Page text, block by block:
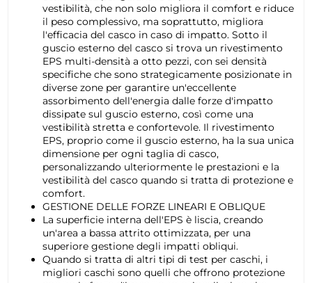
vestibilità, che non solo migliora il comfort e riduce
il peso complessivo, ma soprattutto, migliora
l'efficacia del casco in caso di impatto. Sotto il
guscio esterno del casco si trova un rivestimento
EPS multi-densità a otto pezzi, con sei densità
specifiche che sono strategicamente posizionate in
diverse zone per garantire un'eccellente
assorbimento dell'energia dalle forze d'impatto
dissipate sul guscio esterno, così come una
vestibilità stretta e confortevole. Il rivestimento
EPS, proprio come il guscio esterno, ha la sua unica
dimensione per ogni taglia di casco,
personalizzando ulteriormente le prestazioni e la
vestibilità del casco quando si tratta di protezione e
comfort.
GESTIONE DELLE FORZE LINEARI E OBLIQUE
La superficie interna dell'EPS è liscia, creando
un'area a bassa attrito ottimizzata, per una
superiore gestione degli impatti obliqui.
Quando si tratta di altri tipi di test per caschi, i
migliori caschi sono quelli che offrono protezione